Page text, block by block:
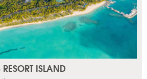
ISLAND